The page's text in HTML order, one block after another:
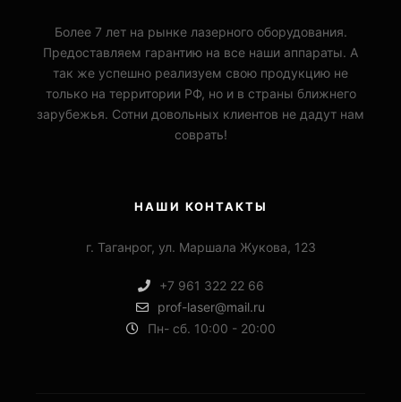
Более 7 лет на рынке лазерного оборудования.
Предоставляем гарантию на все наши аппараты. А
так же успешно реализуем свою продукцию не
только на территории РФ, но и в страны ближнего
зарубежья. Сотни довольных клиентов не дадут нам
соврать!
НАШИ КОНТАКТЫ
г. Таганрог, ул. Маршала Жукова, 123
+7 961 322 22 66
prof-laser@mail.ru
Пн- сб. 10:00 - 20:00